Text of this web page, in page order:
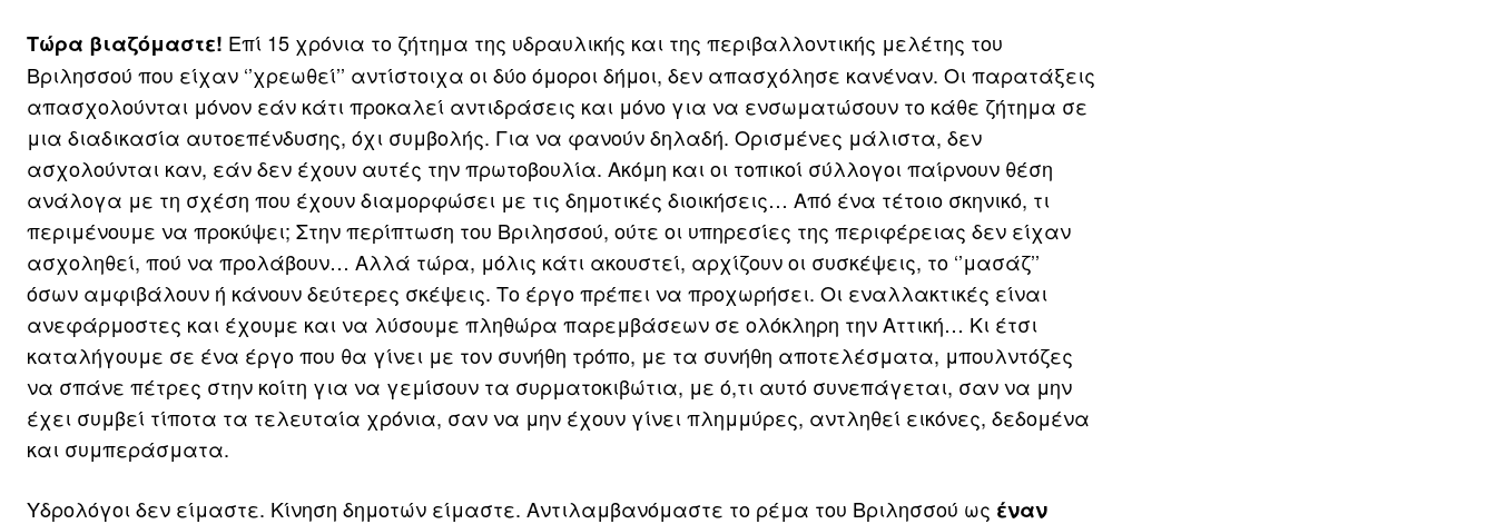
Τώρα βιαζόμαστε! Επί 15 χρόνια το ζήτημα της υδραυλικής και της περιβαλλοντικής μελέτης του
Βριλησσού που είχαν ‘’χρεωθεί’’ αντίστοιχα οι δύο όμοροι δήμοι, δεν απασχόλησε κανέναν. Οι παρατάξεις
απασχολούνται μόνον εάν κάτι προκαλεί αντιδράσεις και μόνο για να ενσωματώσουν το κάθε ζήτημα σε
μια διαδικασία αυτοεπένδυσης, όχι συμβολής. Για να φανούν δηλαδή. Ορισμένες μάλιστα, δεν
ασχολούνται καν, εάν δεν έχουν αυτές την πρωτοβουλία. Ακόμη και οι τοπικοί σύλλογοι παίρνουν θέση
ανάλογα με τη σχέση που έχουν διαμορφώσει με τις δημοτικές διοικήσεις… Από ένα τέτοιο σκηνικό, τι
περιμένουμε να προκύψει; Στην περίπτωση του Βριλησσού, ούτε οι υπηρεσίες της περιφέρειας δεν είχαν
ασχοληθεί, πού να προλάβουν… Αλλά τώρα, μόλις κάτι ακουστεί, αρχίζουν οι συσκέψεις, το ‘’μασάζ’’
όσων αμφιβάλουν ή κάνουν δεύτερες σκέψεις. Το έργο πρέπει να προχωρήσει. Οι εναλλακτικές είναι
ανεφάρμοστες και έχουμε και να λύσουμε πληθώρα παρεμβάσεων σε ολόκληρη την Αττική… Κι έτσι
καταλήγουμε σε ένα έργο που θα γίνει με τον συνήθη τρόπο, με τα συνήθη αποτελέσματα, μπουλντόζες
να σπάνε πέτρες στην κοίτη για να γεμίσουν τα συρματοκιβώτια, με ό,τι αυτό συνεπάγεται, σαν να μην
έχει συμβεί τίποτα τα τελευταία χρόνια, σαν να μην έχουν γίνει πλημμύρες, αντληθεί εικόνες, δεδομένα
και συμπεράσματα.
Υδρολόγοι δεν είμαστε. Κίνηση δημοτών είμαστε. Αντιλαμβανόμαστε το ρέμα του Βριλησσού ως έναν